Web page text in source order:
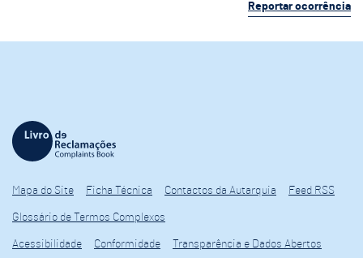
Reportar ocorrência
Mapa do Site Ficha Técnica Contactos da Autarquia Feed RSS
Glossário de Termos Complexos
Acessibilidade Conformidade Transparência e Dados Abertos